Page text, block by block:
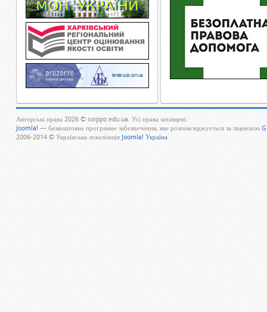
Авторські права 2026 © soippo.edu.ua. Усі права захищені.
Joomla! — безкоштовне програмне забезпечення, яке розповсюджується за ліцензією
2006-2014 © Українська локалізація Joomla! Україна.